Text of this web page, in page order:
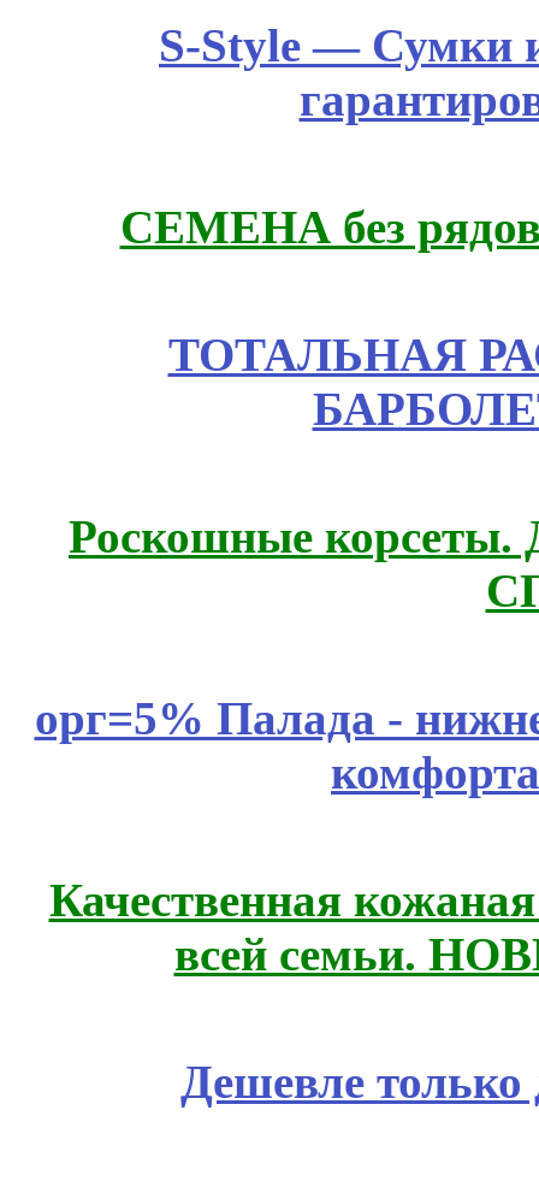
S-Style — Сумки
СЕМЕНА без
ТОТАЛЬНАЯ
Роскошные корсеты.
орг=5% Палада -
Качественная
всей семьи.
Дешевле